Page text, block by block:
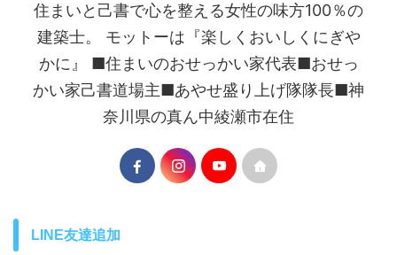
住まいと己書で心を整える女性の味方100％の
建築士。 モットーは『楽しくおいしくにぎや
かに』 ■住まいのおせっかい家代表■おせっ
かい家己書道場主■あやせ盛り上げ隊隊長■神
奈川県の真ん中綾瀬市在住
LINE友達追加